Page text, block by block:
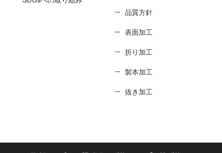
品質方針
表面加工
折り加工
製本加工
抜き加工